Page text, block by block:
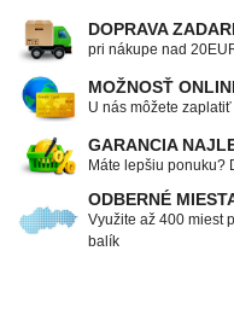
DOPRAVA
pri nákupe nad
MOŽNOSŤ
U nás môžete
GARANCIA
Máte lepšiu ponuku?
ODBERNÉ
Využite až 400 miest
balík